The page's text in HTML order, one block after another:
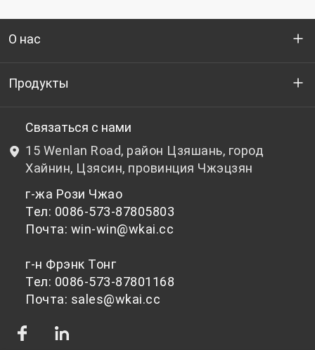
О нас
Кто мы
НИОКР
Новости и события
политика конфиденциальности
Продукты
Бутылочный ПЭТ-гранулят
Небутылочный ПЭТ-гранулят
Связаться с нами
15 Wenlan Road, район Цзяшань, город
Хайнин, Цзясин, провинция Чжэцзян
г-жа Рози Чжао
Тел: 0086-573-87805803
Почта: win-win@wkai.cc
г-н Фрэнк Тонг
Тел: 0086-573-87801168
Почта: sales@wkai.cc